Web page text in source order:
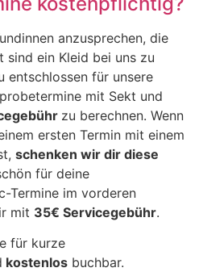
anzusprechen, die
ein Kleid bei uns zu
entschlossen für unsere
mit Sekt und
zu berechnen. Wenn
ersten Termin mit einem
schenken wir dir diese
für deine
Termine im vorderen
mit 35€ Servicegebühr.
für kurze
kostenlos buchbar.